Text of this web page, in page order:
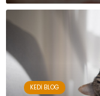
KEDI BLOG